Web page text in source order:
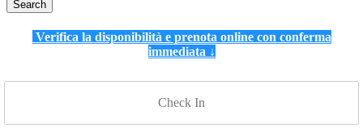
Verifica la disponibilità e prenota online con conferma
immediata ↓